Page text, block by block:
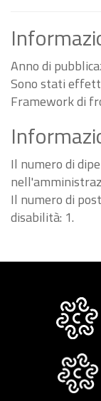
Anno di
Sono stati
Framework di
Il numero di
Il numero di
disabilità: 1.
"Fattura